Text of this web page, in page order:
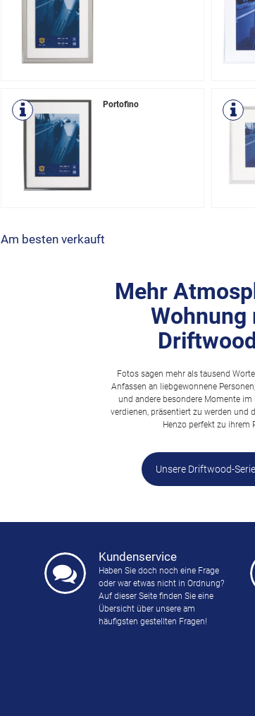
Portofino
Am besten verkauft
Mehr
Wohnung
Fotos sagen mehr als tausend
Anfassen an liebgewonnene
und andere besondere Momente im
verdienen, präsentiert zu werden und
Henzo perfekt zu ihrem
Unsere Driftwood-
Kundenservice
Haben Sie doch noch eine Frage
oder war etwas nicht in Ordnung?
Auf dieser Seite finden Sie eine
Übersicht über unsere am
häufigsten gestellten Fragen!